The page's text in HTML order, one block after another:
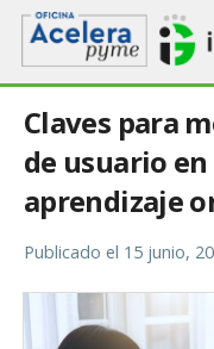
Claves para
de usuario
aprendizaje
Publicado el 15 junio,